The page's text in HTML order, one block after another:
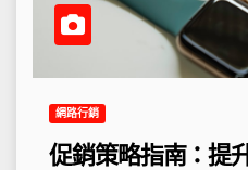
網路行銷
促銷策略指南：提